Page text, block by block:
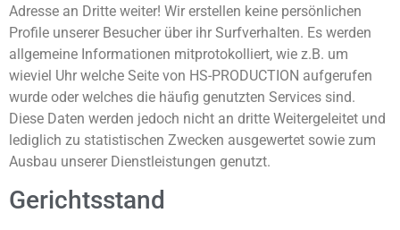
Adresse an Dritte weiter! Wir erstellen keine persönlichen
Profile unserer Besucher über ihr Surfverhalten. Es werden
allgemeine Informationen mitprotokolliert, wie z.B. um
wieviel Uhr welche Seite von HS-PRODUCTION aufgerufen
wurde oder welches die häufig genutzten Services sind.
Diese Daten werden jedoch nicht an dritte Weitergeleitet und
lediglich zu statistischen Zwecken ausgewertet sowie zum
Ausbau unserer Dienstleistungen genutzt.
Gerichtsstand